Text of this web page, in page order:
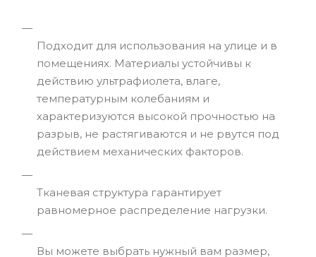
Подходит для использования на улице и в
помещениях. Материалы устойчивы к
действию ультрафиолета, влаге,
температурным колебаниям и
характеризуются высокой прочностью на
разрыв, не растягиваются и не рвутся под
действием механических факторов.
Тканевая структура гарантирует
равномерное распределение нагрузки.
Вы можете выбрать нужный вам размер,